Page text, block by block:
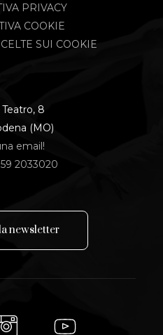
PRIVACY
COOKIE
SUI COOKIE
8
(MO)
email!
2033020
anewsletter